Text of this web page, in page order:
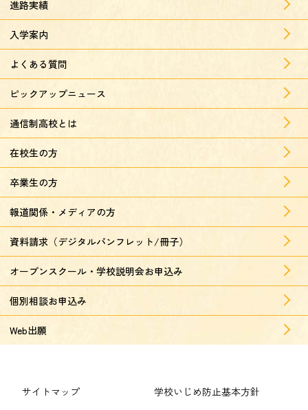
進路実績
入学案内
よくある質問
ピックアップニュース
通信制高校とは
在校生の方
卒業生の方
報道関係・メディアの方
資料請求（デジタルパンフレット/冊子）
オープンスクール・学校説明会お申込み
個別相談お申込み
Web出願
サイトマップ 学校いじめ防止基本方針